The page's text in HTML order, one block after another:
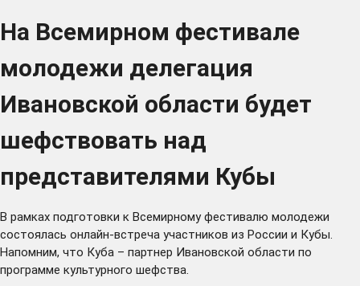
На Всемирном фестивале
молодежи делегация
Ивановской области будет
шефствовать над
представителями Кубы
В рамках подготовки к Всемирному фестивалю молодежи
состоялась онлайн-встреча участников из России и Кубы.
Напомним, что Куба – партнер Ивановской области по
программе культурного шефства.